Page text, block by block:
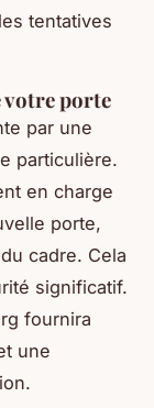
tentatives
votre porte
par une
particulière.
en charge
porte,
cadre. Cela
significatif.
fournira
une